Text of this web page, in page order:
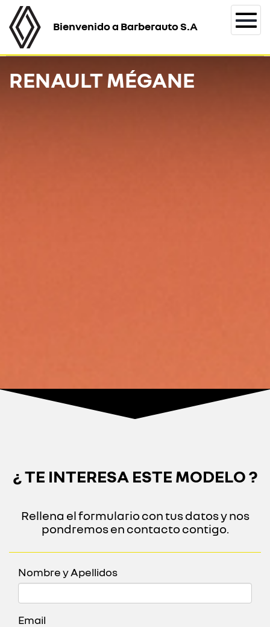
Bienvenido a Barberauto S.A
RENAULT MÉGANE
¿ TE INTERESA ESTE MODELO ?
Rellena el formulario con tus datos y nos
pondremos en contacto contigo.
Nombre y Apellidos
Email